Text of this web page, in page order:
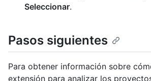
Seleccionar.
Pasos siguientes
Para obtener información sobre
extensión para analizar los